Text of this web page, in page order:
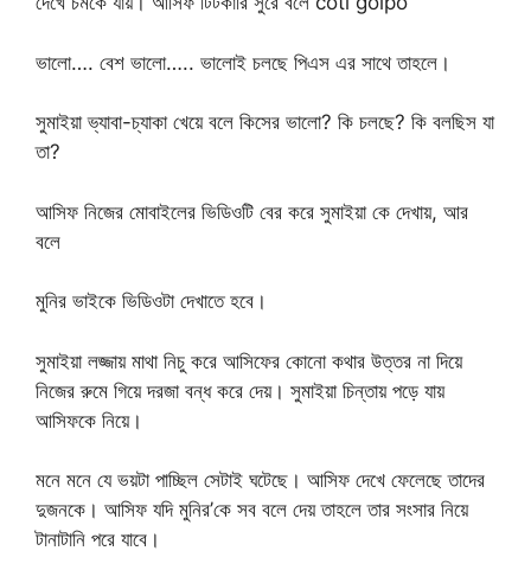
ভালো…. বেশ ভালো….. ভালোই চলছে পিএস এর সাথে তাহলে।
সুমাইয়া ভ্যাবা-চ্যাকা খেয়ে বলে কিসের ভালো? কি চলছে? কি বলছিস যা
তা?
আসিফ নিজের মোবাইলের ভিডিওটি বের করে সুমাইয়া কে দেখায়, আর
বলে
মুনির ভাইকে ভিডিওটা দেখাতে হবে।
সুমাইয়া লজ্জায় মাথা নিচু করে আসিফের কোনো কথার ‍উত্তর না দিয়ে
নিজের রুমে গিয়ে দরজা বন্ধ করে দেয়। সুমাইয়া চিন্তায় পড়ে যায়
আসিফকে নিয়ে।
মনে মনে যে ভয়টা পাচ্ছিল সেটাই ঘটেছে। আসিফ দেখে ফেলেছে তাদের
দুজনকে। আসিফ যদি মুনির’কে সব বলে দেয় তাহলে তার সংসার নিয়ে
টানাটানি পরে যাবে।